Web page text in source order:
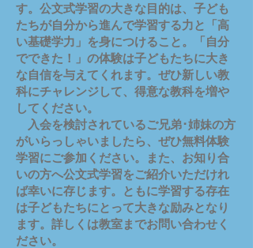
す。公文式学習の大きな目的は、子ども
たちが自分から進んで学習する力と「高
い基礎学力」を身につけること。「自分
でできた！」の体験は子どもたちに大き
な自信を与えてくれます。ぜひ新しい教
科にチャレンジして、得意な教科を増や
してください。
入会を検討されているご兄弟･姉妹の方
がいらっしゃいましたら、ぜひ無料体験
学習にご参加ください。また、お知り合
いの方へ公文式学習をご紹介いただけれ
ば幸いに存じます。ともに学習する存在
は子どもたちにとって大きな励みとなり
ます。詳しくは教室までお問い合わせく
ださい。